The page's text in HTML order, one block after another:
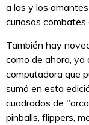
a las y los
curiosos combates
También hay
como de ahora, ya
computadora que
sumó en esta
cuadrados de
pinballs, flippers,